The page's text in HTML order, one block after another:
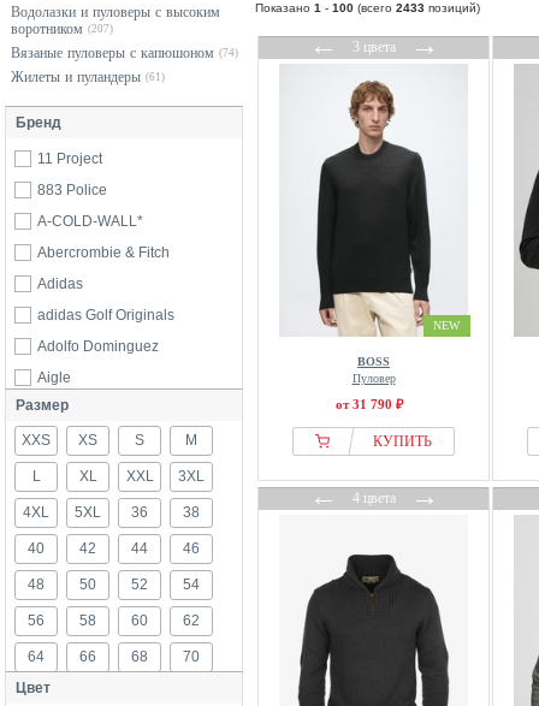
Водолазки и пуловеры с высоким
воротником (207)
Вязаные пуловеры с капюшоном (74)
Жилеты и пуландеры (61)
Бренд
11 Project
883 Police
A-COLD-WALL*
Abercrombie & Fitch
Adidas
adidas Golf Originals
Adolfo Dominguez
Aigle
AllSaints
Alpha Industries
America Today
American Vintage
ANNARR
Another Cotton Lab
Antony morato
aprel
Arizona
ARKET
Размер
XXS XS S M
L XL XXL 3XL
4XL 5XL 36 38
40 42 44 46
48 50 52 54
56 58 60 62
64 66 68 70
72
Цвет
Показано 1 - 100 (всего 2433 позиций)
←3 цвета→
NEW
BOSS
Пуловер
от 31 790 ₽
КУПИТЬ
←4 цвета→